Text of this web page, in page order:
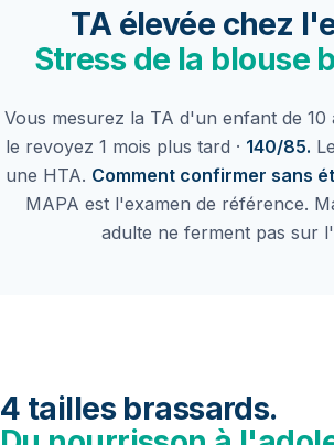
TA élevée chez
Stress de la blouse
Vous mesurez la TA d'un enfant de 10
le revoyez 1 mois plus tard · 140/85.
une HTA. Comment confirmer sans
MAPA est l'examen de référence.
adulte ne ferment pas sur
4 tailles brassards.